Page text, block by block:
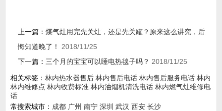
上一篇： 煤气灶用完先关灶，还是先关罐？原来这么讲究，后
悔知道晚了！
2018/11/25
下一篇： 三个月的宝宝可以睡电热毯子吗？ 2018/11/25
相关标签： 林内热水器售后 林内售后电话 林内售后服务电话 林内
林内维修点 林内收费标准 林内油烟机清洗电话 林内燃气灶维修电
话
常搜索城市： 成都 广州 南宁 深圳 武汉 西安 长沙